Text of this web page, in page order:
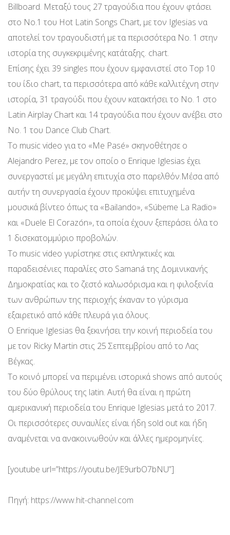
Billboard. Μεταξύ τους 27 τραγούδια που έχουν φτάσει
στο Νο.1 του Hot Latin Songs Chart, με τον Iglesias να
αποτελεί τον τραγουδιστή με τα περισσότερα Νο. 1 στην
ιστορία της συγκεκριμένης κατάταξης. chart.
Επίσης έχει 39 singles που έχουν εμφανιστεί στο Top 10
του ίδιο chart, τα περισσότερα από κάθε καλλιτέχνη στην
ιστορία, 31 τραγούδι που έχουν κατακτήσει το Νο. 1 στο
Latin Airplay Chart και 14 τραγούδια που έχουν ανέβει στο
No. 1 του Dance Club Chart.
Το music video για το «Me Pasé» σκηνοθέτησε ο
Alejandro Perez, με τον οποίο ο Enrique Iglesias έχει
συνεργαστεί με μεγάλη επιτυχία στο παρελθόν.Μέσα από
αυτήν τη συνεργασία έχουν προκύψει επιτυχημένα
μουσικά βίντεο όπως τα «Bailando», «Súbeme La Radio»
και «Duele El Corazón», τα οποία έχουν ξεπεράσει όλα το
1 δισεκατομμύριο προβολών.
Το music video γυρίστηκε στις εκπληκτικές και
παραδεισένιες παραλίες στο Samaná της Δομινικανής
Δημοκρατίας και το ζεστό καλωσόρισμα και η φιλοξενία
των ανθρώπων της περιοχής έκαναν το γύρισμα
εξαιρετικό από κάθε πλευρά για όλους.
Ο Enrique Iglesias θα ξεκινήσει την κοινή περιοδεία του
με τον Ricky Martin στις 25 Σεπτεμβρίου από το Λας
Βέγκας.
Το κοινό μπορεί να περιμένει ιστορικά shows από αυτούς
του δύο θρύλους της latin. Αυτή θα είναι η πρώτη
αμερικανική περιοδεία του Enrique Iglesias μετά το 2017.
Οι περισσότερες συναυλίες είναι ήδη sold out και ήδη
αναμένεται να ανακοινωθούν και άλλες ημερομηνίες.
[youtube url=”https://youtu.be/JE9urbO7bNU”]
Πηγή: https://www.hit-channel.com